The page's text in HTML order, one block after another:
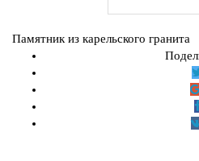
Памятник из карельского гранита